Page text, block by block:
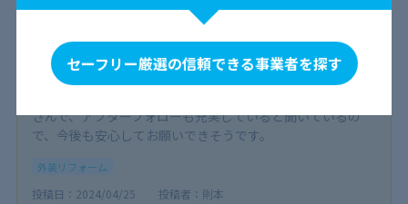
した。最初は色あせや汚れが目立っていましたが、塗装後は
まるで新築のように見違えました！職人さんたちは、作業中
も細かい部分まで気を配って丁寧に作業してくださり、仕上
がりには大満足です。また、塗料の選定にあたっては、耐久
さんで、アフターフォローも充実していると聞いているの
で、今後も安心してお願いできそうです。
外装リフォーム
投稿日：2024/04/25 投稿者：則本
セーフリー厳選の信頼できる事業者を探す